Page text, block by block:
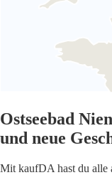
Ostseebad
und neue
Mit kaufDA hast du alle